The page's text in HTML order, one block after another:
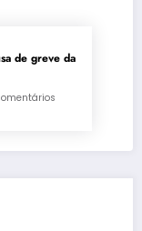
de greve da